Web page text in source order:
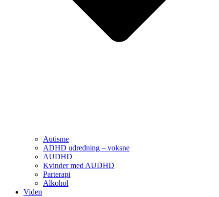
Autisme
ADHD udredning – voksne
AUDHD
Kvinder med AUDHD
Parterapi
Alkohol
Viden